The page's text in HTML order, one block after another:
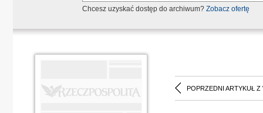
Chcesz uzyskać dostęp do archiwum? Zobacz ofertę
POPRZEDNI ARTYKUŁ Z